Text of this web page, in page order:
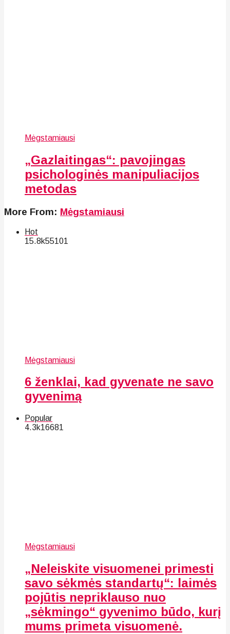
Mėgstamiausi
„Gazlaitingas“: pavojingas
psichologinės manipuliacijos
metodas
More From: Mėgstamiausi
Hot
15.8k55101
Mėgstamiausi
6 ženklai, kad gyvenate ne savo
gyvenimą
Popular
4.3k16681
Mėgstamiausi
„Neleiskite visuomenei primesti
savo sėkmės standartų“: laimės
pojūtis nepriklauso nuo
„sėkmingo“ gyvenimo būdo, kurį
mums primeta visuomenė.